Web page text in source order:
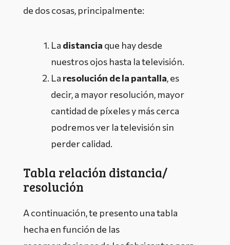
de dos cosas, principalmente:
La distancia que hay desde
nuestros ojos hasta la televisión.
La resolución de la pantalla, es
decir, a mayor resolución, mayor
cantidad de píxeles y más cerca
podremos ver la televisión sin
perder calidad.
Tabla relación distancia/
resolución
A continuación, te presento una tabla
hecha en función de las